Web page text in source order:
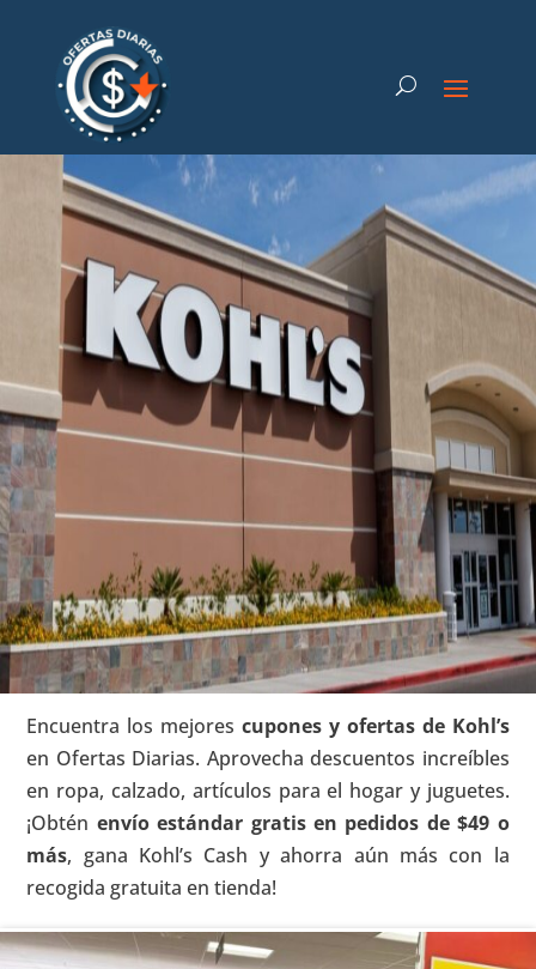
Encuentra los mejorescupones y ofertas de Kohl’s
en Ofertas Diarias. Aprovecha descuentos increíbles
en ropa, calzado, artículos para el hogar y juguetes.
¡Obtén envío estándar gratis en pedidos de $49 o
más, gana Kohl’s Cash y ahorra aún más con la
recogida gratuita en tienda!